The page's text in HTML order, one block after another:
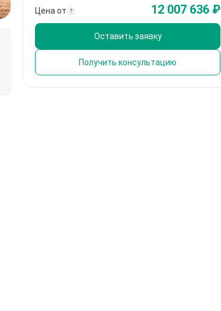
Цена от ? 12 007 636 ₽
Оставить заявку
Получить консультацию